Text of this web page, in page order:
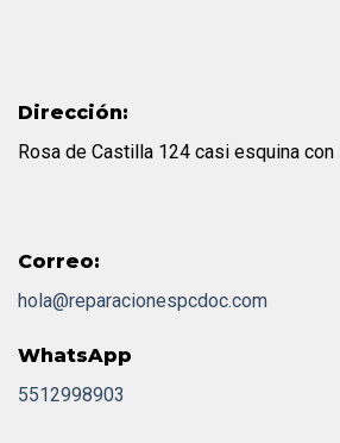
Dirección:
Rosa de Castilla 124 casi esquina
Correo:
hola@reparacionespcdoc.com
WhatsApp
5512998903